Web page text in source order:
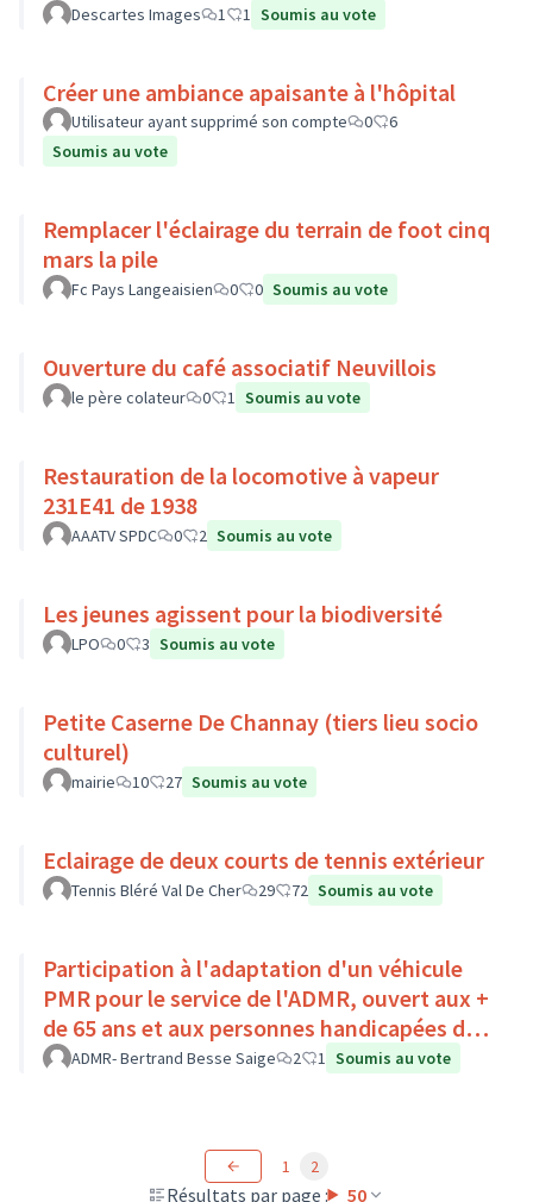
Descartes Images 1 1 Soumis au vote
Créer une ambiance apaisante à l'hôpital
Utilisateur ayant supprimé son compte 0
6
Soumis au vote
Remplacer l'éclairage du terrain de foot cinq
mars la pile
Fc Pays Langeaisien 0 0 Soumis au vote
Ouverture du café associatif Neuvillois
le père colateur 0 1 Soumis au vote
Restauration de la locomotive à vapeur
231E41 de 1938
AAATV SPDC 0 2 Soumis au vote
Les jeunes agissent pour la biodiversité
LPO 0 3 Soumis au vote
Petite Caserne De Channay (tiers lieu socio
culturel)
mairie 10 27 Soumis au vote
Eclairage de deux courts de tennis extérieur
Tennis Bléré Val De Cher 29 72 Soumis au vote
Participation à l'adaptation d'un véhicule
PMR pour le service de l'ADMR, ouvert aux +
de 65 ans et aux personnes handicapées du
Pays Loire-Touraine.
ADMR- Bertrand Besse Saige 2 1 Soumis au vote
Résultats par page : 50
1 2